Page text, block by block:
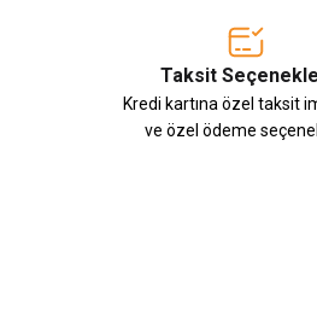
Taksit
Kredi kartına özel taksit
ve özel ödeme